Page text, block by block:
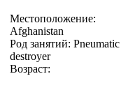
Местоположение:
Afghanistan
Род занятий: Pneumatic
destroyer
Возраст: